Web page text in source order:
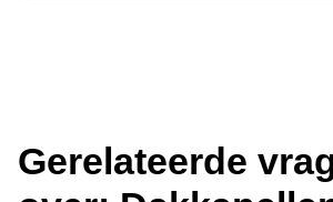
Gerelateerde